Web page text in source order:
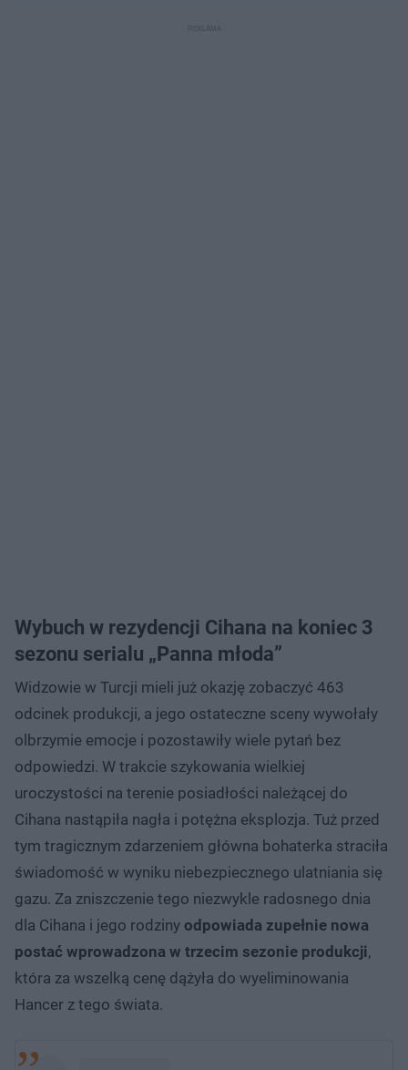
Wybuch w rezydencji Cihana na koniec 3
sezonu serialu „Panna młoda”
Widzowie w Turcji mieli już okazję zobaczyć 463
odcinek produkcji, a jego ostateczne sceny wywołały
olbrzymie emocje i pozostawiły wiele pytań bez
odpowiedzi. W trakcie szykowania wielkiej
uroczystości na terenie posiadłości należącej do
Cihana nastąpiła nagła i potężna eksplozja. Tuż przed
tym tragicznym zdarzeniem główna bohaterka straciła
świadomość w wyniku niebezpiecznego ulatniania się
gazu. Za zniszczenie tego niezwykle radosnego dnia
dla Cihana i jego rodziny odpowiada zupełnie nowa
postać wprowadzona w trzecim sezonie produkcji,
która za wszelką cenę dążyła do wyeliminowania
Hancer z tego świata.